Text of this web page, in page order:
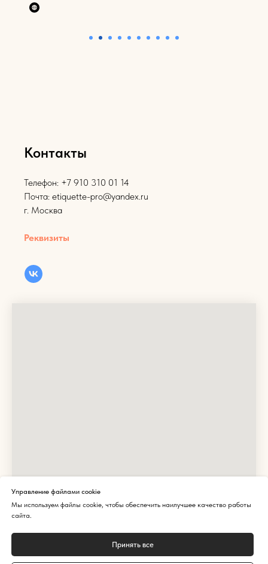
© Школа
этикета Юлии
Никитиной
ИНН 770871413215
Управление файлами cookie
Мы используем файлы cookie, чтобы обеспечить наилучшее качество работы
сайта.
Принять все